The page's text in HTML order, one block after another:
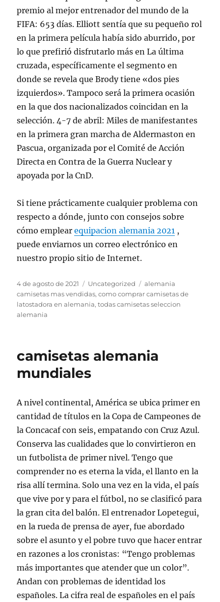
premio al mejor entrenador del mundo de la
FIFA: 653 días. Elliott sentía que su pequeño rol
en la primera película había sido aburrido, por
lo que prefirió disfrutarlo más en La última
cruzada, específicamente el segmento en
donde se revela que Brody tiene «dos pies
izquierdos». Tampoco será la primera ocasión
en la que dos nacionalizados coincidan en la
selección. 4-7 de abril: Miles de manifestantes
en la primera gran marcha de Aldermaston en
Pascua, organizada por el Comité de Acción
Directa en Contra de la Guerra Nuclear y
apoyada por la CnD.
Si tiene prácticamente cualquier problema con
respecto a dónde, junto con consejos sobre
cómo emplearequipacion alemania 2021 ,
puede enviarnos un correo electrónico en
nuestro propio sitio de Internet.
Publicado
el
4 de agosto de 2021 Categorías
Uncategorized Etiquetas
alemania
camisetas mas vendidas,como comprar camisetas de
latostadora en alemania,todas camisetas seleccion
alemania
camisetas alemania
mundiales
A nivel continental, América se ubica primer en
cantidad de títulos en la Copa de Campeones de
la Concacaf con seis, empatando con Cruz Azul.
Conserva las cualidades que lo convirtieron en
un futbolista de primer nivel. Tengo que
comprender no es eterna la vida, el llanto en la
risa allí termina. Solo una vez en la vida, el país
que vive por y para el fútbol, no se clasificó para
la gran cita del balón. El entrenador Lopetegui,
en la rueda de prensa de ayer, fue abordado
sobre el asunto y el pobre tuvo que hacer entrar
en razones a los cronistas: “Tengo problemas
más importantes que atender que un color”.
Andan con problemas de identidad los
españoles. La cifra real de españoles en el país